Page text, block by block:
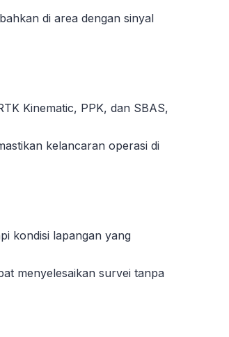
di area dengan sinyal
Kinematic, PPK, dan SBAS,
kelancaran operasi di
kondisi lapangan yang
menyelesaikan survei tanpa